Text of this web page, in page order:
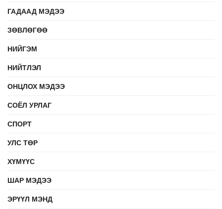
ГАДААД МЭДЭЭ
ЗӨВЛӨГӨӨ
НИЙГЭМ
НИЙТЛЭЛ
ОНЦЛОХ МЭДЭЭ
СОЁЛ УРЛАГ
СПОРТ
УЛС ТӨР
ХҮМҮҮС
ШАР МЭДЭЭ
ЭРҮҮЛ МЭНД